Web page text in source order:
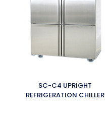
SC-C4 UPRIGHT
REFRIGERATION CHILLER